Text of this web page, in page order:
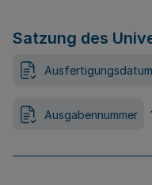
Satzung des
Ausfertigungsdatum
Ausgabennummer